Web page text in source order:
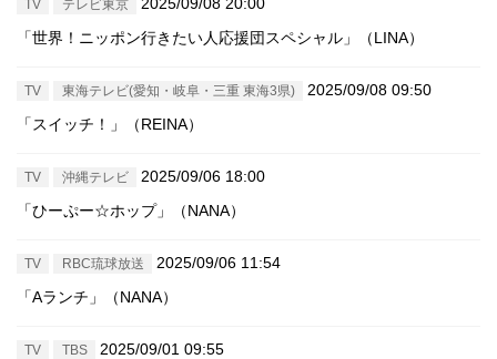
TV テレビ東京
「世界！ニッポン行きたい人応援団スペシャル」（LINA）
TV 東海テレビ(愛知・岐阜・三重 東海3県)
2025/09/08 09:50
「スイッチ！」（REINA）
TV 沖縄テレビ
2025/09/06 18:00
「ひーぷー☆ホップ」（NANA）
TV RBC琉球放送
2025/09/06 11:54
「Aランチ」（NANA）
TV TBS
2025/09/01 09:55